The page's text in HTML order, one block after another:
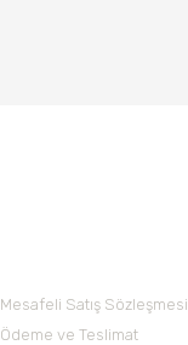
Mesafeli Satış Sözleşmesi
Ödeme ve Teslimat